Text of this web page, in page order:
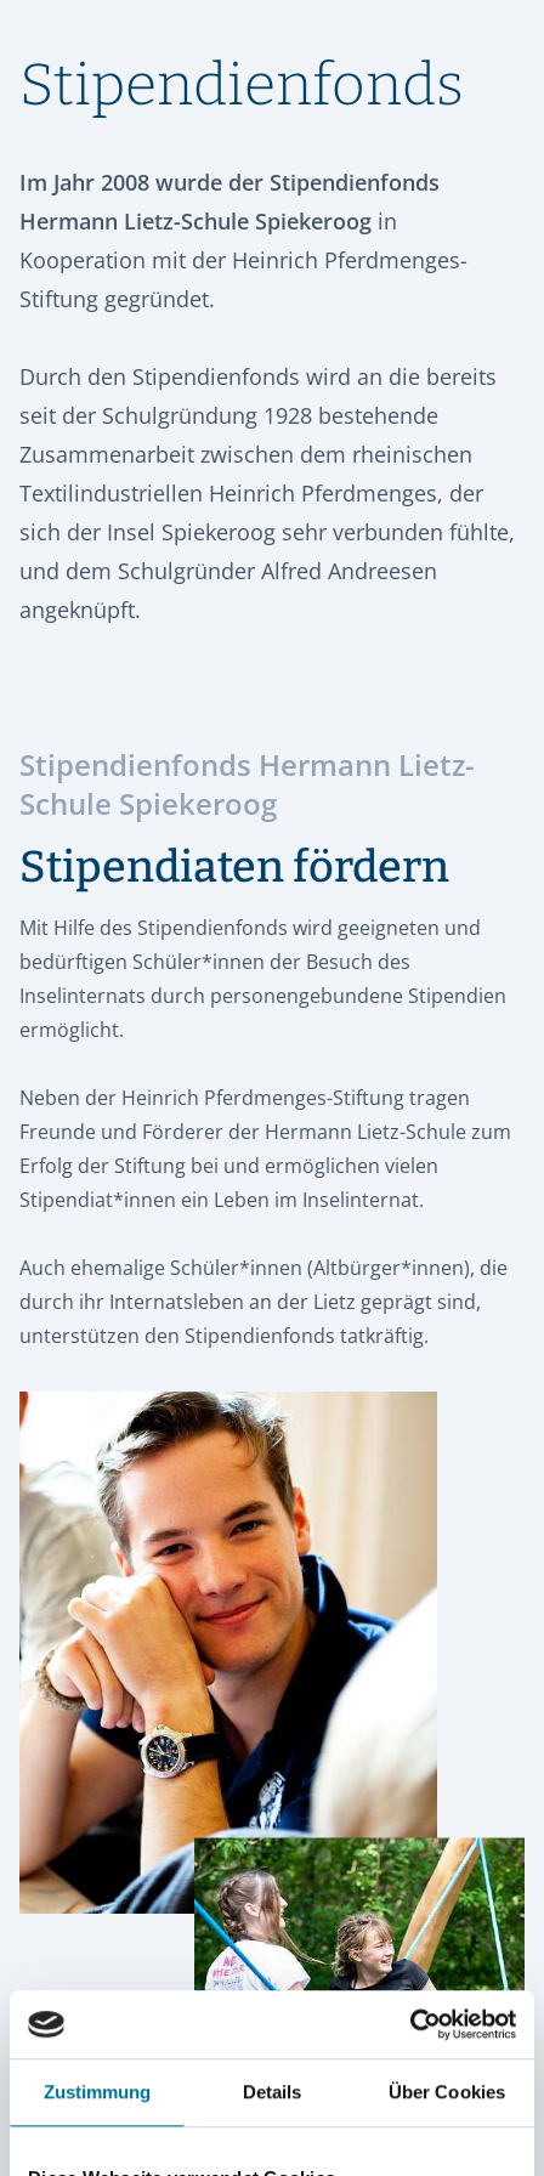
Zustimmung Details Über Cookies
VIER GESPRÄCHE. VIER LEBENSWEGE.
ALUMNI
FÖRDERVEREIN
PODCAST | LIETZ SPIEKEROOG
LIETZ IM TV
KOOPERATIONEN
PRESSE
SPIEKEROOG
Stipendienfonds
Im Jahr 2008 wurde der Stipendienfonds
Hermann Lietz-Schule Spiekeroog in
Kooperation mit der Heinrich Pferdmenges-
Stiftung gegründet.
Durch den Stipendienfonds wird an die bereits
seit der Schulgründung 1928 bestehende
Zusammenarbeit zwischen dem rheinischen
Textilindustriellen Heinrich Pferdmenges, der
sich der Insel Spiekeroog sehr verbunden fühlte,
und dem Schulgründer Alfred Andreesen
angeknüpft.
Stipendienfonds Hermann Lietz-
Schule Spiekeroog
Stipendiaten fördern
Mit Hilfe des Stipendienfonds wird geeigneten und
bedürftigen Schüler*innen der Besuch des
Inselinternats durch personengebundene Stipendien
ermöglicht.
Neben der Heinrich Pferdmenges-Stiftung tragen
Freunde und Förderer der Hermann Lietz-Schule zum
Erfolg der Stiftung bei und ermöglichen vielen
Stipendiat*innen ein Leben im Inselinternat.
Auch ehemalige Schüler*innen (Altbürger*innen), die
durch ihr Internatsleben an der Lietz geprägt sind,
unterstützen den Stipendienfonds tatkräftig.